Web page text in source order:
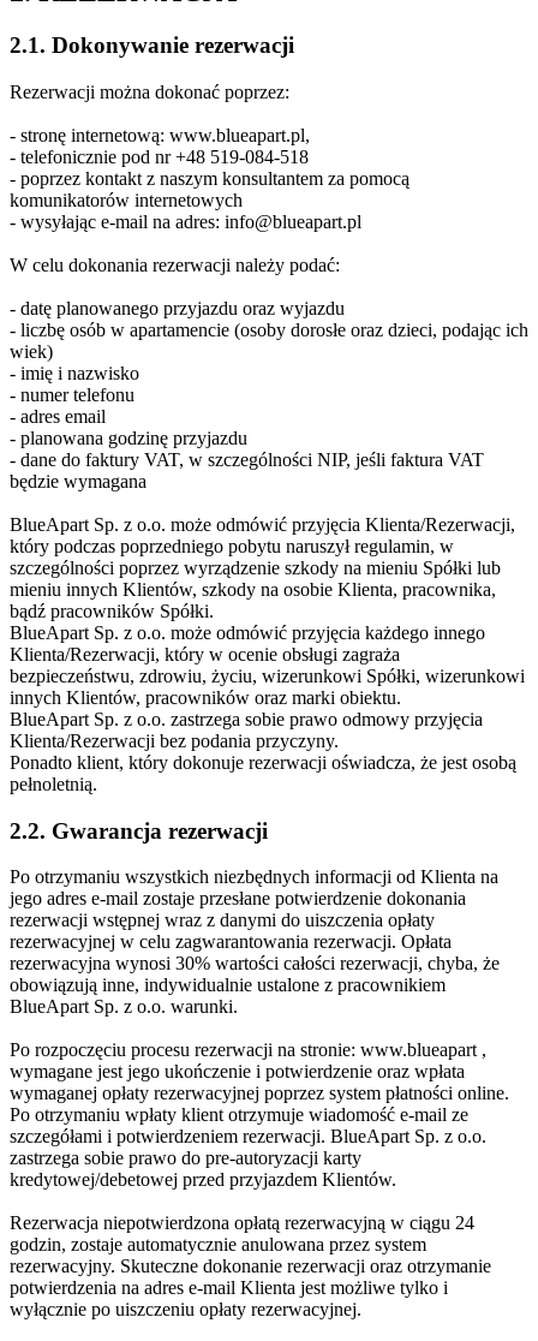
2.1. Dokonywanie rezerwacji
Rezerwacji można dokonać poprzez:
- stronę internetową: www.blueapart.pl,
- telefonicznie pod nr +48 519-084-518
- poprzez kontakt z naszym konsultantem za pomocą
komunikatorów internetowych
- wysyłając e-mail na adres: info@blueapart.pl
W celu dokonania rezerwacji należy podać:
- datę planowanego przyjazdu oraz wyjazdu
- liczbę osób w apartamencie (osoby dorosłe oraz dzieci, podając ich
wiek)
- imię i nazwisko
- numer telefonu
- adres email
- planowana godzinę przyjazdu
- dane do faktury VAT, w szczególności NIP, jeśli faktura VAT
będzie wymagana
BlueApart Sp. z o.o. może odmówić przyjęcia Klienta/Rezerwacji,
który podczas poprzedniego pobytu naruszył regulamin, w
szczególności poprzez wyrządzenie szkody na mieniu Spółki lub
mieniu innych Klientów, szkody na osobie Klienta, pracownika,
bądź pracowników Spółki.
BlueApart Sp. z o.o. może odmówić przyjęcia każdego innego
Klienta/Rezerwacji, który w ocenie obsługi zagraża
bezpieczeństwu, zdrowiu, życiu, wizerunkowi Spółki, wizerunkowi
innych Klientów, pracowników oraz marki obiektu.
BlueApart Sp. z o.o. zastrzega sobie prawo odmowy przyjęcia
Klienta/Rezerwacji bez podania przyczyny.
Ponadto klient, który dokonuje rezerwacji oświadcza, że jest osobą
pełnoletnią.
2.2. Gwarancja rezerwacji
Po otrzymaniu wszystkich niezbędnych informacji od Klienta na
jego adres e-mail zostaje przesłane potwierdzenie dokonania
rezerwacji wstępnej wraz z danymi do uiszczenia opłaty
rezerwacyjnej w celu zagwarantowania rezerwacji. Opłata
rezerwacyjna wynosi 30% wartości całości rezerwacji, chyba, że
obowiązują inne, indywidualnie ustalone z pracownikiem
BlueApart Sp. z o.o. warunki.
Po rozpoczęciu procesu rezerwacji na stronie: www.blueapart ,
wymagane jest jego ukończenie i potwierdzenie oraz wpłata
wymaganej opłaty rezerwacyjnej poprzez system płatności online.
Po otrzymaniu wpłaty klient otrzymuje wiadomość e-mail ze
szczegółami i potwierdzeniem rezerwacji. BlueApart Sp. z o.o.
zastrzega sobie prawo do pre-autoryzacji karty
kredytowej/debetowej przed przyjazdem Klientów.
Rezerwacja niepotwierdzona opłatą rezerwacyjną w ciągu 24
godzin, zostaje automatycznie anulowana przez system
rezerwacyjny. Skuteczne dokonanie rezerwacji oraz otrzymanie
potwierdzenia na adres e-mail Klienta jest możliwe tylko i
wyłącznie po uiszczeniu opłaty rezerwacyjnej.